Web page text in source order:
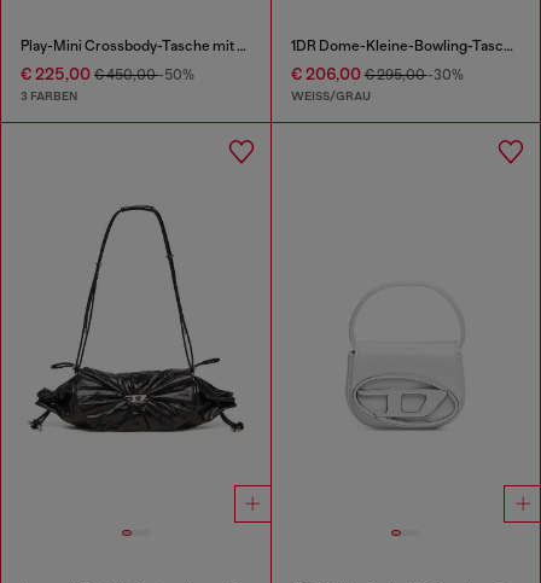
Play-Mini Crossbody-Tasche mit Kristall
€ 225,00 € 450,00-50%
3 FARBEN
1DR Dome-Kleine-Bowling-Tasche aus Lurexstoff
€ 206,00€ 295,00-30%
WEISS/GRAU